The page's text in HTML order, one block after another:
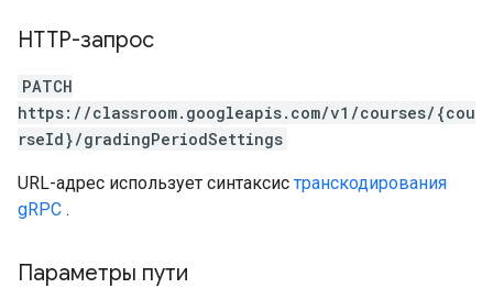
HTTP-запрос
PATCH
https://classroom.googleapis.com/v1/courses/{cou
rseId}/gradingPeriodSettings
URL-адрес использует синтаксис транскодирования
gRPC .
Параметры пути